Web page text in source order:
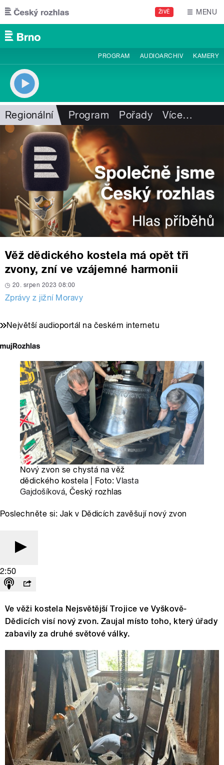
Přejít k hlavnímu obsahu
ŽIVĚ MENU
PROGRAM AUDIOARCHIV KAMERY
Regionální Program Pořady Více…
Věž dědického kostela má opět tři
zvony, zní ve vzájemné harmonii
20. srpen 2023 08:00
Zprávy z jižní Moravy
Největší audioportál na českém internetu
Nový zvon se chystá na věž
dědického kostela | Foto:Vlasta
Gajdošíková, Český rozhlas
Poslechněte si: Jak v Dědicích zavěšují nový zvon
2:50
Ve věži kostela Nejsvětější Trojice ve Vyškově-
Dědicích visí nový zvon. Zaujal místo toho, který úřady
zabavily za druhé světové války.